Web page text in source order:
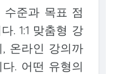
수준과 목표 점
. 1:1 맞춤형 강
온라인 강의까
. 어떤 유형의